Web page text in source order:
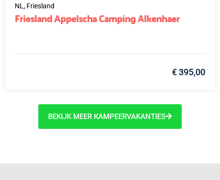
NL, Friesland
Friesland Appelscha Camping Alkenhaer
€ 395,00
BEKIJK MEER KAMPEERVAKANTIES